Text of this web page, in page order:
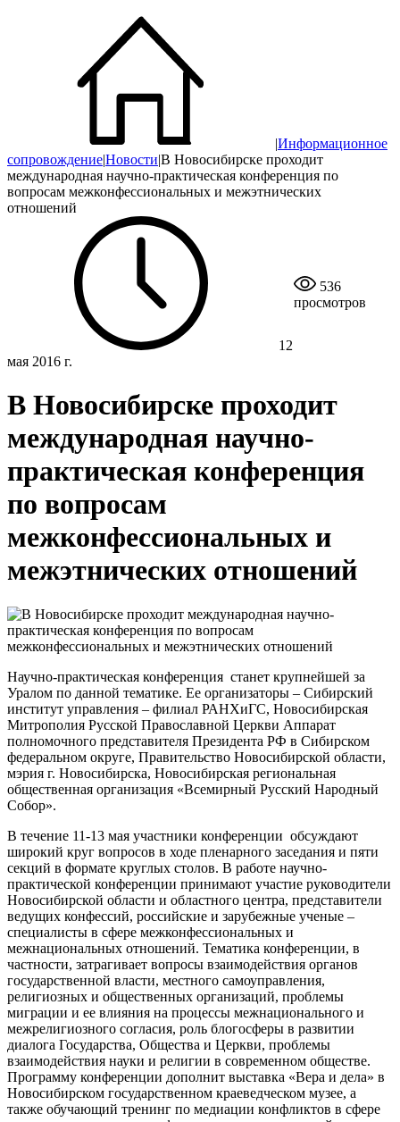
|Информационное
сопровождение|Новости|В Новосибирске проходит
международная научно-практическая конференция по
вопросам межконфессиональных и межэтнических
отношений
12
мая 2016 г.
536
просмотров
В Новосибирске проходит
международная научно-
практическая конференция
по вопросам
межконфессиональных и
межэтнических отношений
Научно-практическая конференция станет крупнейшей за
Уралом по данной тематике. Ее организаторы – Сибирский
институт управления – филиал РАНХиГС, Новосибирская
Митрополия Русской Православной Церкви Аппарат
полномочного представителя Президента РФ в Сибирском
федеральном округе, Правительство Новосибирской области,
мэрия г. Новосибирска, Новосибирская региональная
общественная организация «Всемирный Русский Народный
Собор».
В течение 11-13 мая участники конференции обсуждают
широкий круг вопросов в ходе пленарного заседания и пяти
секций в формате круглых столов. В работе научно-
практической конференции принимают участие руководители
Новосибирской области и областного центра, представители
ведущих конфессий, российские и зарубежные ученые –
специалисты в сфере межконфессиональных и
межнациональных отношений. Тематика конференции, в
частности, затрагивает вопросы взаимодействия органов
государственной власти, местного самоуправления,
религиозных и общественных организаций, проблемы
миграции и ее влияния на процессы межнационального и
межрелигиозного согласия, роль блогосферы в развитии
диалога Государства, Общества и Церкви, проблемы
взаимодействия науки и религии в современном обществе.
Программу конференции дополнит выставка «Вера и дела» в
Новосибирском государственном краеведческом музее, а
также обучающий тренинг по медиации конфликтов в сфере